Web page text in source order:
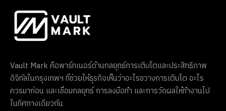
Vault Mark คือพาร์ทเนอร์ด้านกลยุทธ์การเติบโตและประสิทธิภาพ
ดิจิทัลในกรุงเทพฯ ที่ช่วยให้ธุรกิจเห็นว่าอะไรขวางการเติบโต อะไร
ควรมาก่อน และเชื่อมกลยุทธ์ การลงมือทำ และการวัดผลให้ทำงานไป
ในทิศทางเดียวกัน